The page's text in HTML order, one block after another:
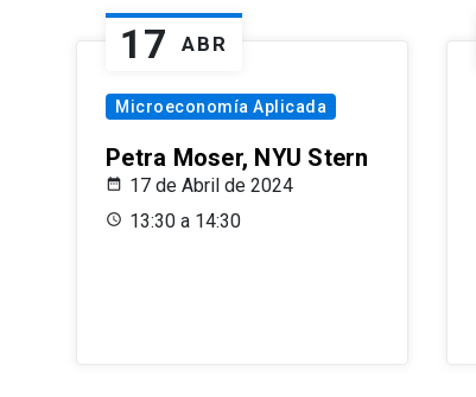
17 ABR
Microeconomía Aplicada
Petra Moser, NYU Stern
17 de Abril de 2024
13:30 a 14:30